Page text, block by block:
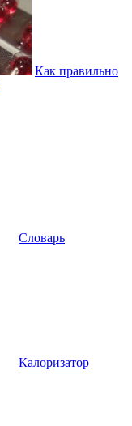
Как правильно
Словарь
Калоризатор